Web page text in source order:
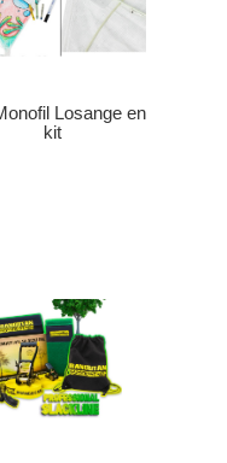
Losange en
kit